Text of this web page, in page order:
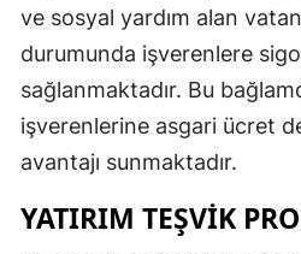
ve sosyal yardım alan
durumunda işverenlere
sağlanmaktadır. Bu
işverenlerine asgari ücret
avantajı sunmaktadır.
YATIRIM TEŞVIK